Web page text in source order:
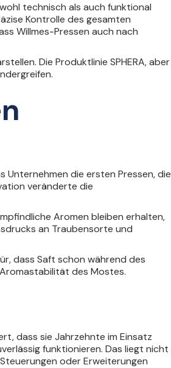
technisch als auch funktional
Kontrolle des gesamten
Willmes-Pressen auch nach
Die Produktlinie SPHERA, aber
Unternehmen die ersten Pressen, die
veränderte die
Aromen bleiben erhalten,
an Traubensorte und
dass Saft schon während des
des Mostes.
dass sie Jahrzehnte im Einsatz
funktionieren. Das liegt nicht
oder Erweiterungen